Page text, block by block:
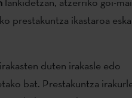
prestakuntza ikastaroa
duten irakasle edo
bat. Prestakuntza